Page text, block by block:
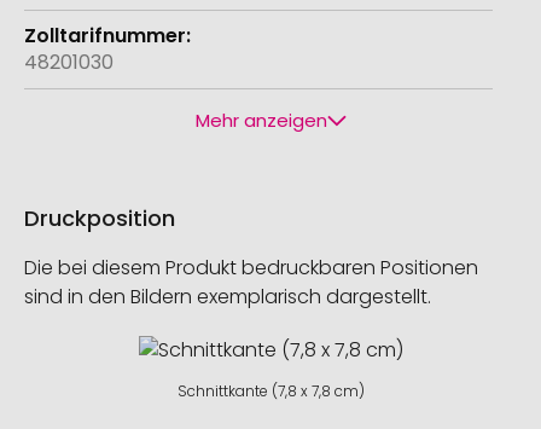
48201030
Mehr anzeigen
Druckposition
Die bei diesem Produkt bedruckbaren Positionen
sind in den Bildern exemplarisch dargestellt.
Schnittkante (7,8 x 7,8 cm)